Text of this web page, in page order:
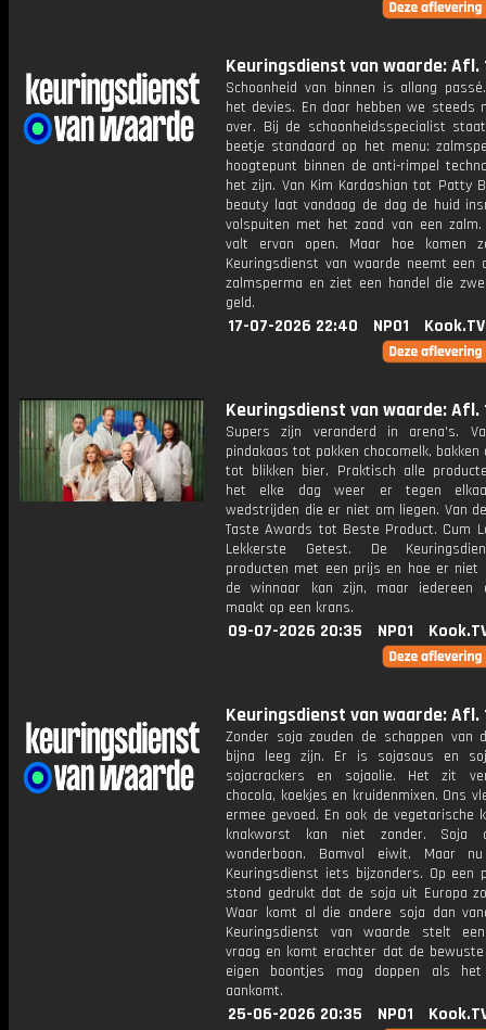
Keuringsdienst van waarde: Afl.
Schoonheid van binnen is allang
het devies. En daar hebben we steeds
over. Bij de schoonheidsspecialist
beetje standaard op het menu:
hoogtepunt binnen de anti-rimpel
het zijn. Van Kim Kardashian tot Patty
beauty laat vandaag de dag de huid
volspuiten met het zaad van een zalm.
valt ervan open. Maar hoe komen
Keuringsdienst van waarde neemt een
zalmsperma en ziet een handel die
geld.
17-07-2026 22:40 NPO1 Kook.TV
Keuringsdienst van waarde: Afl.
Supers zijn veranderd in arena's.
pindakaas tot pakken chocomelk, bakken
tot blikken bier. Praktisch alle
het elke dag weer er tegen
wedstrijden die er niet om liegen. Van
Taste Awards tot Beste Product. Cum
Lekkerste Getest. De
producten met een prijs en hoe er niet
de winnaar kan zijn, maar iedereen
maakt op een krans.
09-07-2026 20:35 NPO1
Keuringsdienst van waarde: Afl.
Zonder soja zouden de schappen van
bijna leeg zijn. Er is sojasaus en
sojacrackers en sojaolie. Het zit
chocola, koekjes en kruidenmixen. Ons
ermee gevoed. En ook de vegetarische
knakworst kan niet zonder. Soja
wonderboon. Bomvol eiwit. Maar
Keuringsdienst iets bijzonders. Op een
stond gedrukt dat de soja uit Europa
Waar komt al die andere soja dan
Keuringsdienst van waarde stelt
vraag en komt erachter dat de
eigen boontjes mag doppen als
aankomt.
25-06-2026 20:35 NPO1